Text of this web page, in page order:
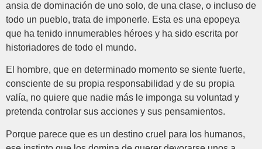
ansia de dominación de uno solo, de una clase, o incluso de
todo un pueblo, trata de imponerle. Esta es una epopeya
que ha tenido innumerables héroes y ha sido escrita por
historiadores de todo el mundo.
El hombre, que en determinado momento se siente fuerte,
consciente de su propia responsabilidad y de su propia
valía, no quiere que nadie más le imponga su voluntad y
pretenda controlar sus acciones y sus pensamientos.
Porque parece que es un destino cruel para los humanos,